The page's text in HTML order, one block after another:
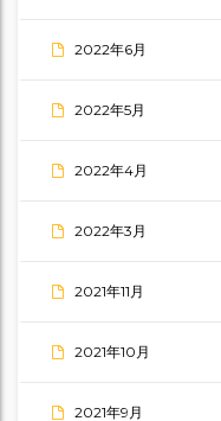
2022年6月
2022年5月
2022年4月
2022年3月
2021年11月
2021年10月
2021年9月